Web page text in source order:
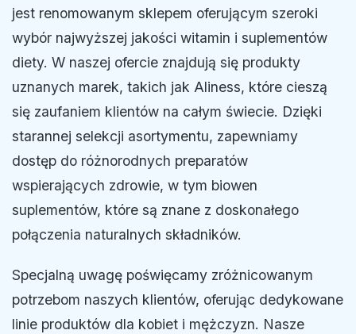
jest renomowanym sklepem oferującym szeroki
wybór najwyższej jakości witamin i suplementów
diety. W naszej ofercie znajdują się produkty
uznanych marek, takich jak Aliness, które cieszą
się zaufaniem klientów na całym świecie. Dzięki
starannej selekcji asortymentu, zapewniamy
dostęp do różnorodnych preparatów
wspierających zdrowie, w tym biowen
suplementów, które są znane z doskonałego
połączenia naturalnych składników.
Specjalną uwagę poświęcamy zróżnicowanym
potrzebom naszych klientów, oferując dedykowane
linie produktów dla kobiet i mężczyzn. Nasze